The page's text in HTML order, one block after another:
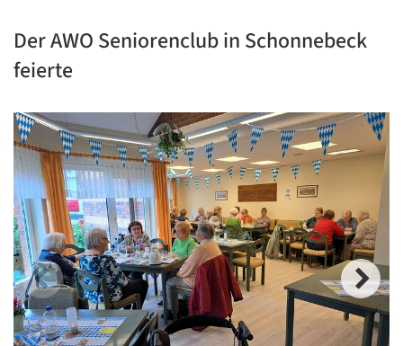
Der AWO Seniorenclub in Schonnebeck
feierte